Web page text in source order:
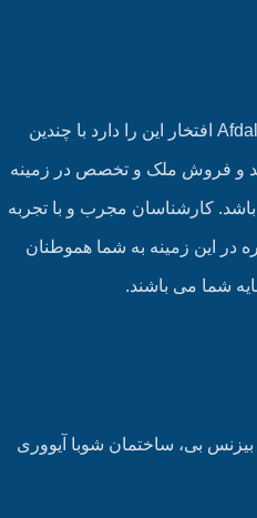
شرکت Afdal Real Estate Brokerage افتخار این را دارد با چندین
و فروش ملک و تخصص در زمینه
کارشناسان مجرب و با تجربه
در این زمینه به شما هموطنان
شما می باشند.
بی، ساختمان شوبا آیووری